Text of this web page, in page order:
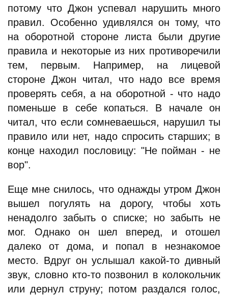
потому что Джон успевал нарушить много
правил. Особенно удивлялся он тому, что
на оборотной стороне листа были другие
правила и некоторые из них противоречили
тем, первым. Например, на лицевой
стороне Джон читал, что надо все время
проверять себя, а на оборотной - что надо
поменьше в себе копаться. В начале он
читал, что если сомневаешься, нарушил ты
правило или нет, надо спросить старших; в
конце находил пословицу: "Не пойман - не
вор".
Еще мне снилось, что однажды утром Джон
вышел погулять на дорогу, чтобы хоть
ненадолго забыть о списке; но забыть не
мог. Однако он шел вперед, и отошел
далеко от дома, и попал в незнакомое
место. Вдруг он услышал какой-то дивный
звук, словно кто-то позвонил в колокольчик
или дернул струну; потом раздался голос,